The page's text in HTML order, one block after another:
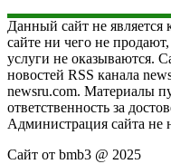
Данный сайт не
сайте ни чего не
услуги не оказываются.
новостей RSS канала
newsru.com. Материалы
ответственность за
Администрация сайта не
Сайт от bmb3 @ 2025